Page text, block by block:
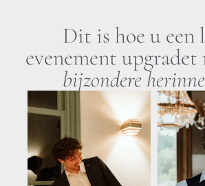
Dit is hoe u een
evenement upgradet
bijzondere